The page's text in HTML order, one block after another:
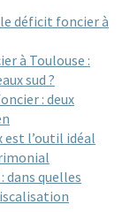
déficit foncier à
à Toulouse :
sud ?
: deux
est l’outil idéal
dans quelles